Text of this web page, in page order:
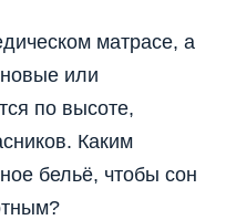
матрасе, а
или
по высоте,
Каким
бельё, чтобы сон